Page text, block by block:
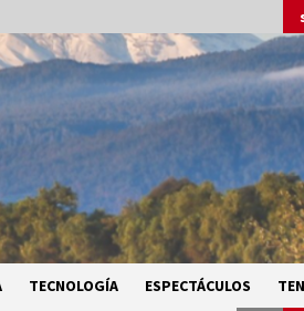
TECNOLOGÍA ESPECTÁCULOS